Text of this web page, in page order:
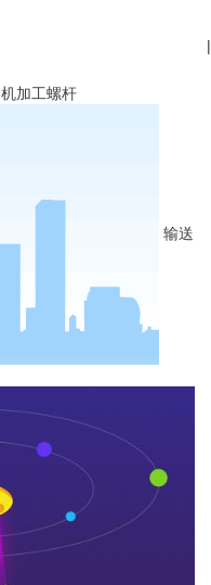
|
机加工螺杆
输送